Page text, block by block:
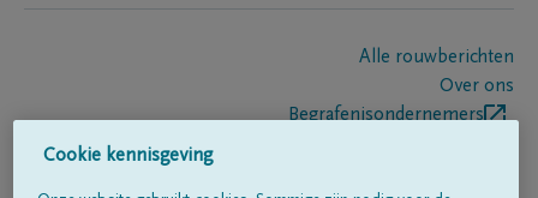
Alle rouwberichten
Over ons
Begrafenisondernemers
Cookie kennisgeving